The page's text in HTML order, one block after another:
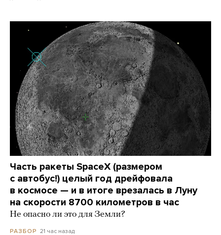
Часть ракеты SpaceX (размером
с автобус!) целый год дрейфовала
в космосе — и в итоге врезалась в Луну
на скорости 8700 километров в час
Не опасно ли это для Земли?
РАЗБОР 21 час назад